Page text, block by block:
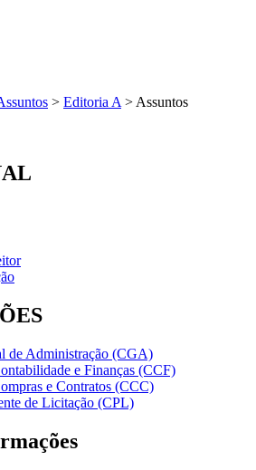
> Editoria A > Assuntos
de Administração (CGA)
e Finanças (CCF)
e Contratos (CCC)
de Licitação (CPL)